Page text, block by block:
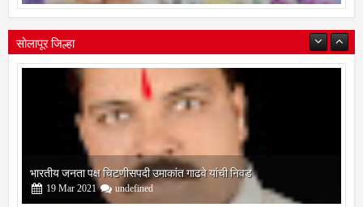
सोलापूर जिल्हा
भारतीय जनता पक्ष चिटणीसपदी उमाकांत गाढवे यांची निवड
19 Mar 2021 undefined